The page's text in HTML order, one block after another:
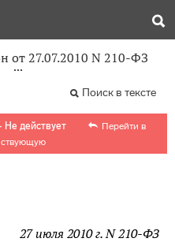
от 27.07.2010 N 210-ФЗ
Поиск в тексте
Не действует
Перейти в
27 июля 2010 г. N 210-ФЗ